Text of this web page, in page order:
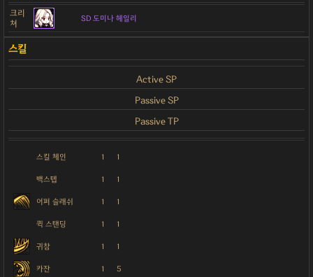
크리
쳐
SD 도미나 헤일리
Active SP
Passive SP
Passive TP
스킬 체인 1 1
백스텝 1 1
어퍼 슬래쉬 1 1
퀵 스탠딩 1 1
귀참 1 1
카잔 1 5